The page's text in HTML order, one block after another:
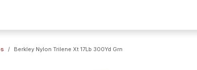
Berkley Nylon Trilene Xt 17Lb 300Yd Grn